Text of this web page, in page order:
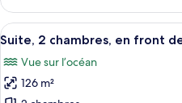
front
de
(Central)
le
type
de
Suite,
en
front
Afficher
toutes
les
photos
13
Suite, 2 chambres, en front
Vue sur l’océan
126 m²